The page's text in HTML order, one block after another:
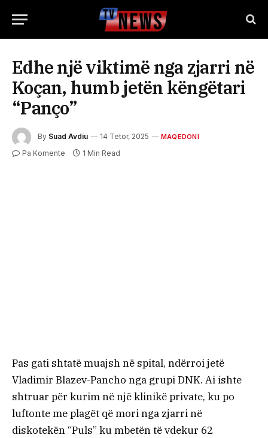
Edhe një viktimë nga zjarri në
Koçan, humb jetën këngëtari
“Panço”
By Suad Avdiu 14 Tetor, 2025 MAQEDONI
Pa Komente 1 Min Read
Pas gati shtatë muajsh në spital, ndërroi jetë
Vladimir Blazev-Pancho nga grupi DNK. Ai ishte
shtruar për kurim në një klinikë private, ku po
luftonte me plagët që mori nga zjarri në
diskotekën “Puls” ku mbetën të vdekur 62